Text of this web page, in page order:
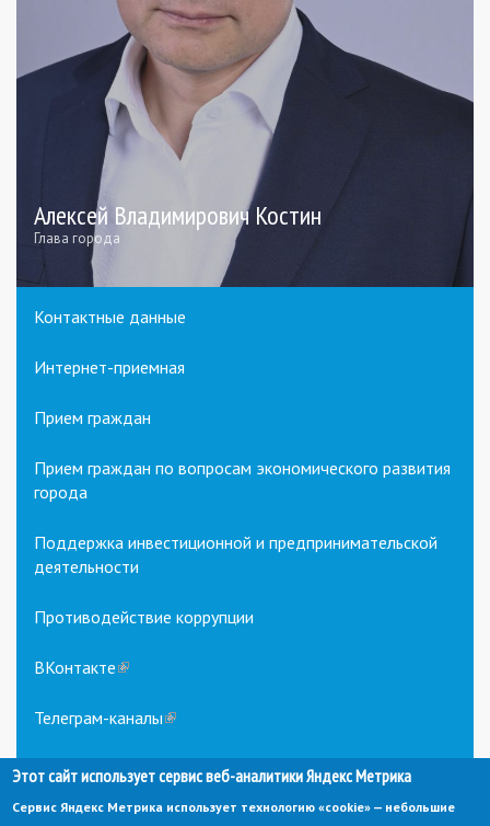
Алексей Владимирович Костин
Глава города
Контактные данные
Интернет-приемная
Прием граждан
Прием граждан по вопросам экономического развития
города
Поддержка инвестиционной и предпринимательской
деятельности
Противодействие коррупции
ВКонтакте(link
external)
Телеграм-каналы(link
external)
Этот сайт использует сервис веб-аналитики Яндекс Метрика
Сервис Яндекс Метрика использует технологию «cookie» — небольшие